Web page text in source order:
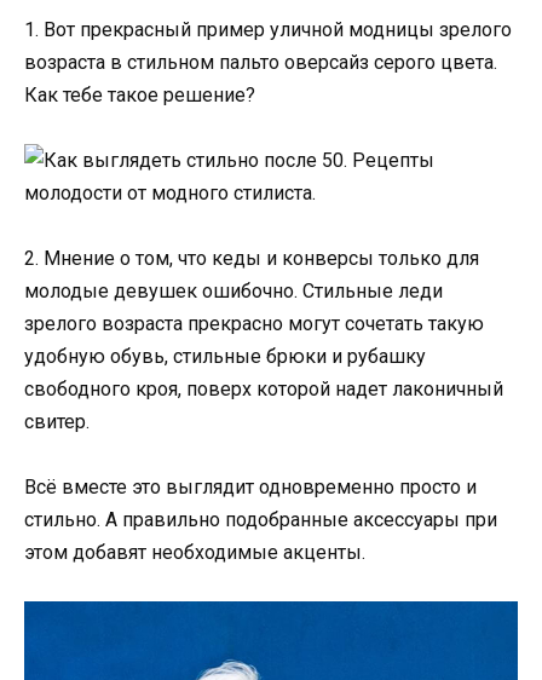
1. Вот прекрасный пример уличной модницы зрелого
возраста в стильном пальто оверсайз серого цвета.
Как тебе такое решение?
2. Мнение о том, что кеды и конверсы только для
молодые девушек ошибочно. Стильные леди
зрелого возраста прекрасно могут сочетать такую
удобную обувь, стильные брюки и рубашку
свободного кроя, поверх которой надет лаконичный
свитер.
Всё вместе это выглядит одновременно просто и
стильно. А правильно подобранные аксессуары при
этом добавят необходимые акценты.